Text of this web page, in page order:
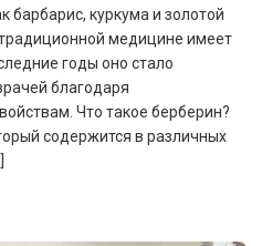
барбарис, куркума и золотой
медицине имеет
годы оно стало
благодаря
Что такое берберин?
содержится в различных